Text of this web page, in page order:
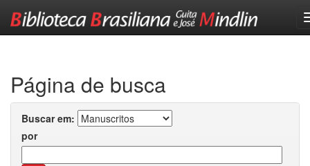
Página de busca
Buscar em:
por